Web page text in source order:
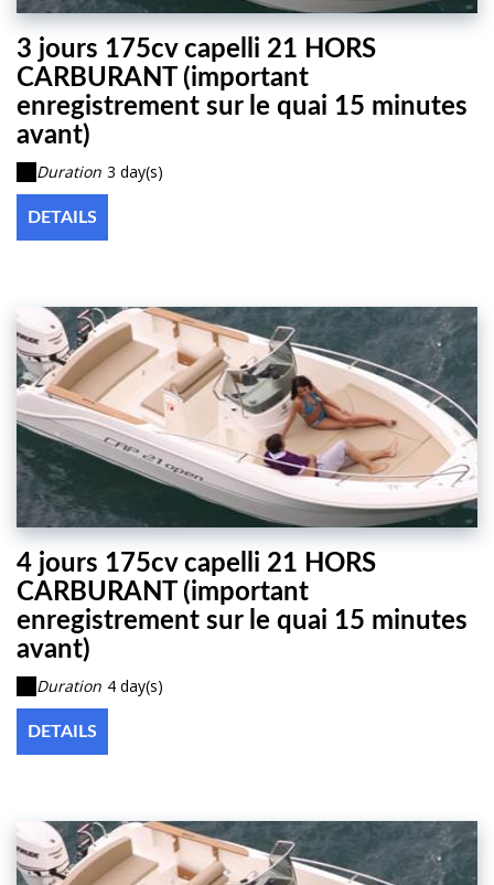
3 jours 175cv capelli 21 HORS
CARBURANT (important
enregistrement sur le quai 15 minutes
avant)
Duration 3 day(s)
DETAILS
4 jours 175cv capelli 21 HORS
CARBURANT (important
enregistrement sur le quai 15 minutes
avant)
Duration 4 day(s)
DETAILS